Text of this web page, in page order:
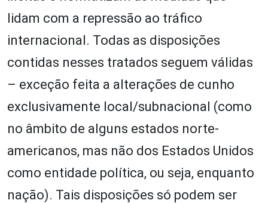
lidam com a repressão ao tráfico
internacional. Todas as disposições
contidas nesses tratados seguem válidas
– exceção feita a alterações de cunho
exclusivamente local/subnacional (como
no âmbito de alguns estados norte-
americanos, mas não dos Estados Unidos
como entidade política, ou seja, enquanto
nação). Tais disposições só podem ser